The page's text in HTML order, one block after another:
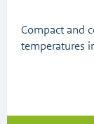
Compact and
temperatures